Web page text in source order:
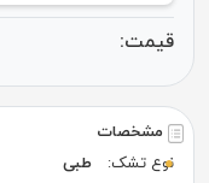
مشخصات
نوع تشک:
طبی
قیمت: